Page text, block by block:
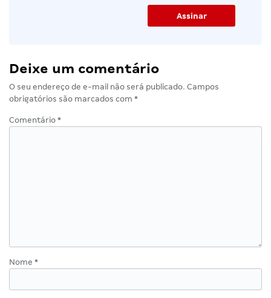
Deixe um comentário
O seu endereço de e-mail não será publicado. Campos
obrigatórios são marcados com *
Comentário *
Nome *